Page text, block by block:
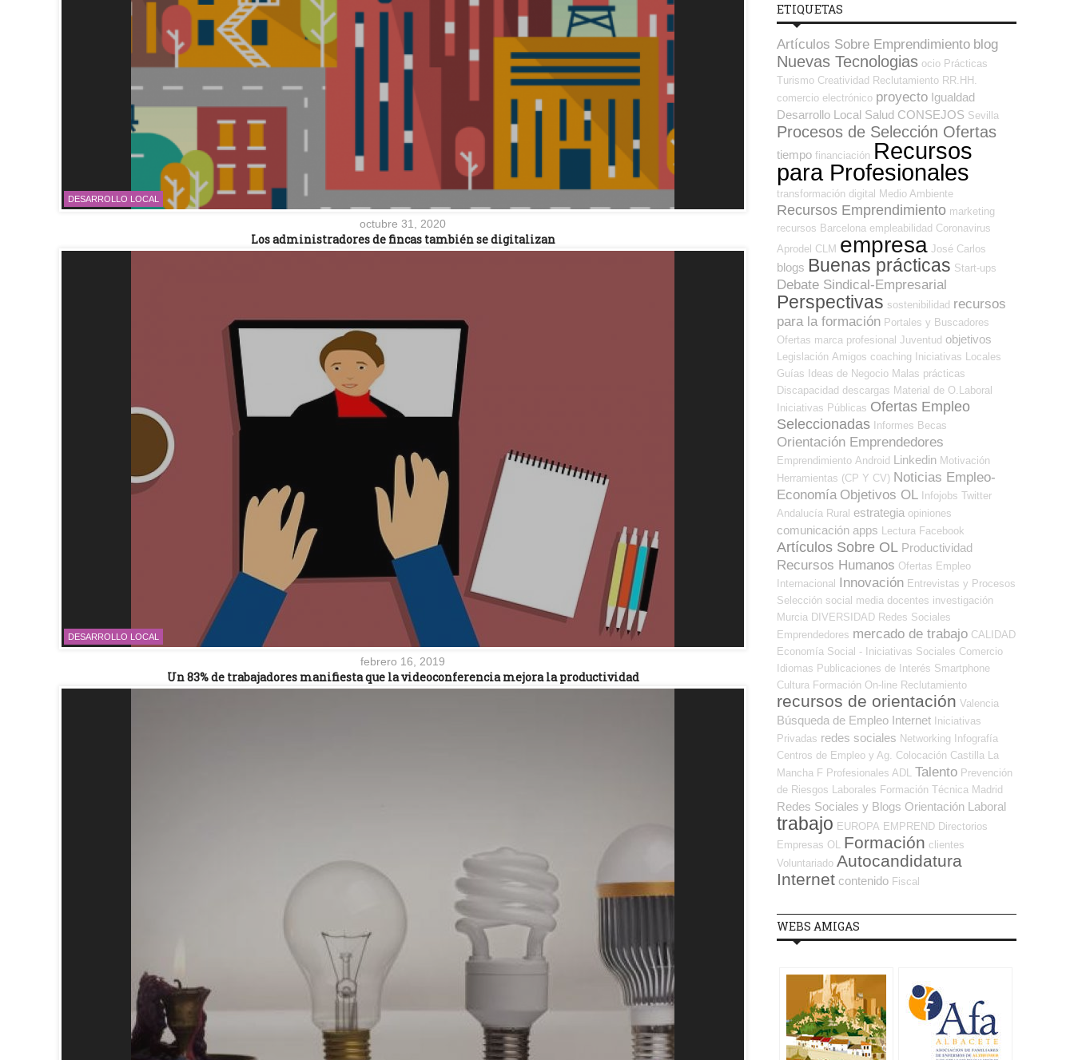
DESARROLLO LOCAL
octubre 31, 2020
Los administradores de fincas también se digitalizan
DESARROLLO LOCAL
febrero 16, 2019
Un 83% de trabajadores manifiesta que la videoconferencia mejora la productividad
ETIQUETAS
Artículos Sobre Emprendimiento blog
Nuevas Tecnologias ocio Prácticas
Turismo Creatividad Reclutamiento RR.HH.
comercio electrónico proyecto Igualdad
Desarrollo Local Salud CONSEJOS Sevilla
Procesos de Selección Ofertas
tiempo financiación Recursos
para Profesionales
transformación digital Medio Ambiente
Recursos Emprendimiento marketing
recursos Barcelona empleabilidad Coronavirus
Aprodel CLM empresa José Carlos
blogs Buenas prácticas Start-ups
Debate Sindical-Empresarial
Perspectivas sostenibilidad recursos
para la formación Portales y Buscadores
Ofertas marca profesional Juventud objetivos
Legislación Amigos coaching
Iniciativas Locales
Guías
Ideas de Negocio Malas prácticas
Discapacidad descargas Material de O.Laboral
Iniciativas Públicas Ofertas Empleo
Seleccionadas Informes Becas
Orientación Emprendedores
Emprendimiento Android Linkedin Motivación
Herramientas (CP Y CV) Noticias Empleo-
Economía Objetivos OL Infojobs Twitter
Andalucía Rural estrategia opiniones
comunicación apps Lectura Facebook
Artículos Sobre OL Productividad
Recursos Humanos Ofertas Empleo
Internacional Innovación Entrevistas y Procesos
Selección social media docentes investigación
Murcia DIVERSIDAD Redes Sociales
Emprendedores mercado de trabajo CALIDAD
Economía Social - Iniciativas Sociales Comercio
Idiomas Publicaciones de Interés Smartphone
Cultura Formación On-line Reclutamiento
recursos de orientación Valencia
Búsqueda de Empleo Internet Iniciativas
Privadas redes sociales Networking
Infografía
Centros de Empleo y Ag. Colocación Castilla La
Mancha F Profesionales ADL Talento Prevención
de Riesgos Laborales Formación Técnica Madrid
Redes Sociales y Blogs Orientación Laboral
trabajo EUROPA EMPREND Directorios
Empresas OL
Formación clientes
Voluntariado Autocandidatura
Internet contenido Fiscal
WEBS AMIGAS